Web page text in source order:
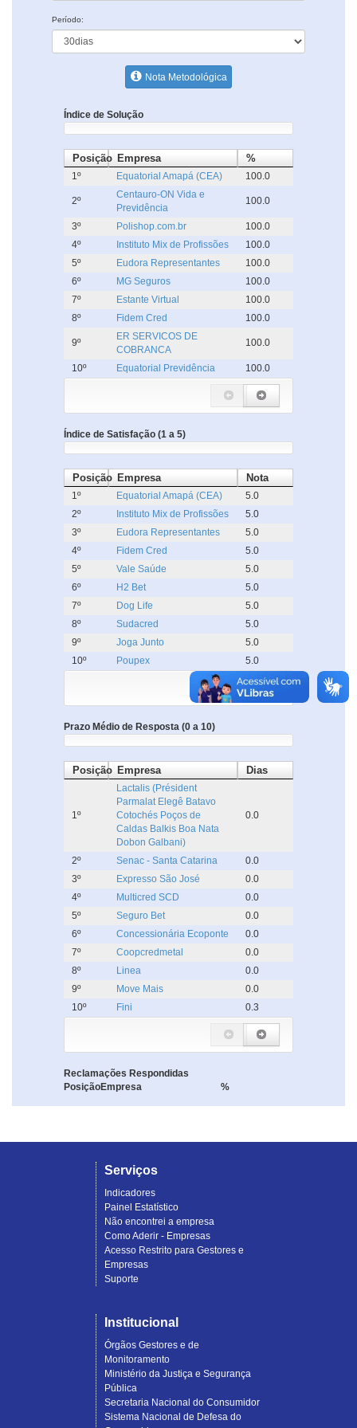
Período:
Nota Metodológica
Índice de Solução
Posição Empresa %
1º Equatorial Amapá (CEA) 100.0
2º
Centauro-ON Vida e
Previdência
100.0
3º Polishop.com.br
100.0
4º
Instituto Mix de Profissões
100.0
5º
Eudora Representantes
100.0
6º
MG Seguros
100.0
7º
Estante Virtual
100.0
8º
Fidem Cred 100.0
9º
ER SERVICOS DE
COBRANCA
100.0
10º Equatorial Previdência 100.0
Índice de Satisfação (1 a 5)
Posição Empresa Nota
1º Equatorial Amapá (CEA)
5.0
2º
Instituto Mix de Profissões
5.0
3º
Eudora Representantes
5.0
4º
Fidem Cred
5.0
5º
Vale Saúde
5.0
6º
H2 Bet
5.0
7º
Dog Life
5.0
8º
Sudacred
5.0
9º
Joga Junto
5.0
10º
Poupex 5.0
Prazo Médio de Resposta (0 a 10)
Posição Empresa Dias
1º
Lactalis (Président
Parmalat Elegê Batavo
Cotochés Poços de
Caldas Balkis Boa Nata
Dobon Galbani)
0.0
2º Senac - Santa Catarina
0.0
3º
Expresso São José
0.0
4º
Multicred SCD
0.0
5º
Seguro Bet
0.0
6º
Concessionária Ecoponte
0.0
7º
Coopcredmetal
0.0
8º
Linea
0.0
9º
Move Mais
0.0
10º
Fini 0.3
Reclamações Respondidas
PosiçãoEmpresa %
Serviços
Indicadores
Painel Estatístico
Não encontrei a empresa
Como Aderir - Empresas
Acesso Restrito para Gestores e
Empresas
Suporte
Institucional
Órgãos Gestores e de
Monitoramento
Ministério da Justiça e Segurança
Pública
Secretaria Nacional do Consumidor
Sistema Nacional de Defesa do